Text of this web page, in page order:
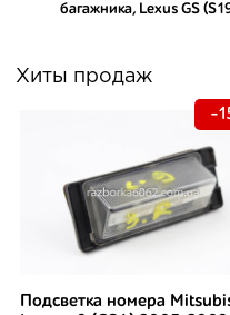
багажника, Lexus GS
Хиты продаж
Подсветка номера
-